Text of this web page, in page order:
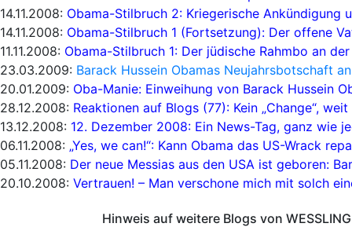
14.11.2008: Obama-Stilbruch 2: Kriegerische Ankündigung
14.11.2008: Obama-Stilbruch 1 (Fortsetzung): Der offene
11.11.2008: Obama-Stilbruch 1: Der jüdische Rahmbo an
23.03.2009: Barack Hussein Obamas Neujahrsbotschaft
20.01.2009: Oba-Manie: Einweihung von Barack Hussein
28.12.2008: Reaktionen auf Blogs (77): Kein „Change“,
13.12.2008: 12. Dezember 2008: Ein News-Tag, ganz wie
06.11.2008: „Yes, we can!“: Kann Obama das US-Wrack
05.11.2008: Der neue Messias aus den USA ist geboren:
20.10.2008: Vertrauen! – Man verschone mich mit solch
Hinweis auf weitere Blogs von